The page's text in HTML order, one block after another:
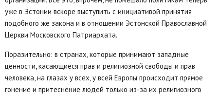
уже в Эстонии вскоре выступить с инициативой принятия
подобного же закона и в отношении Эстонской Православной
Церкви Московского Патриархата.
Поразительно: в странах, которые принимают западные
ценности, касающиеся прав и религиозной свободы и прав
человека, на глазах у всех, у всей Европы происходит прямое
гонение и притеснение людей только из-за их религиозного